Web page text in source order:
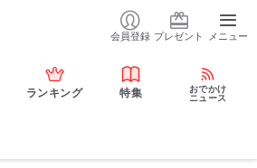
会員登録 プレゼント メニュー
ランキング 特集
おでかけ
ニュース